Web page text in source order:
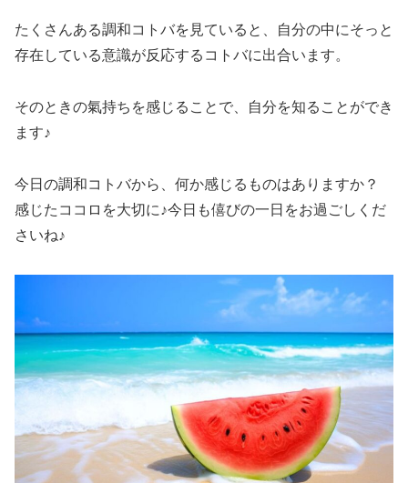
たくさんある調和コトバを見ていると、自分の中にそっと
存在している意識が反応するコトバに出合います。
そのときの氣持ちを感じることで、自分を知ることができ
ます♪
今日の調和コトバから、何か感じるものはありますか？
感じたココロを大切に♪今日も僖びの一日をお過ごしくだ
さいね♪